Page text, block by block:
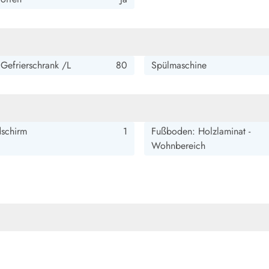
/L 80 Spülmaschine
1
Fußboden: Holzlaminat -
Wohnbereich